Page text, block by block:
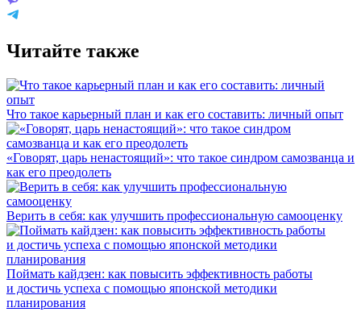
Читайте также
Что такое карьерный план и как его составить: личный опыт
«Говорят, царь ненастоящий»: что такое синдром самозванца и
как его преодолеть
Верить в себя: как улучшить профессиональную самооценку
Поймать кайдзен: как повысить эффективность работы
и достичь успеха с помощью японской методики
планирования